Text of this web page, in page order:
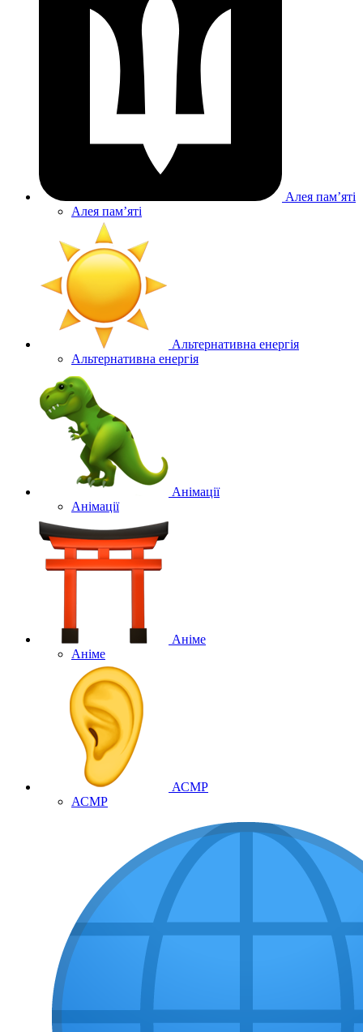
Алея памʼяті
Алея памʼяті
Альтернативна енергія
Альтернативна енергія
Анімації
Анімації
Аніме
Аніме
АСМР
АСМР